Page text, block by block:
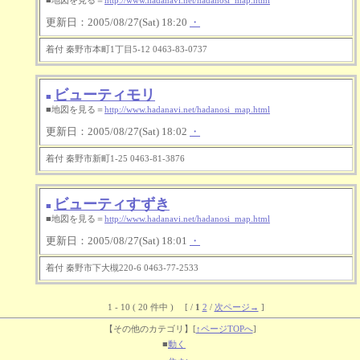
更新日：2005/08/27(Sat) 18:20 ・
着付 秦野市本町1丁目5-12 0463-83-0737
■ ビューティモリ
■地図を見る＝http://www.hadanavi.net/hadanosi_map.html
更新日：2005/08/27(Sat) 18:02 ・
着付 秦野市新町1-25 0463-81-3876
■ ビューティすずき
■地図を見る＝http://www.hadanavi.net/hadanosi_map.html
更新日：2005/08/27(Sat) 18:01 ・
着付 秦野市下大槻220-6 0463-77-2533
1 - 10 ( 20 件中 ) [ / 1 2 / 次ページ→ ]
【その他のカテゴリ】 [↑ページTOPへ]
■動く